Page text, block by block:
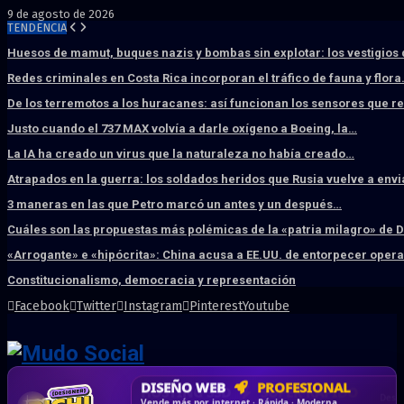
9 de agosto de 2026
TENDENCIA
Huesos de mamut, buques nazis y bombas sin explotar: los vestigios
Redes criminales en Costa Rica incorporan el tráfico de fauna y
De los terremotos a los huracanes: así funcionan los sensores que
Justo cuando el 737 MAX volvía a darle oxígeno a Boeing, la…
La IA ha creado un virus que la naturaleza no había creado…
Atrapados en la guerra: los soldados heridos que Rusia vuelve a
3 maneras en las que Petro marcó un antes y un después…
Cuáles son las propuestas más polémicas de la «patria milagro» de
«Arrogante» e «hipócrita»: China acusa a EE.UU. de entorpecer
Constitucionalismo, democracia y representación
Facebook Twitter Instagram PinterestYoutube
HOSTING SSD SÚPER RÁPIDO
DISEÑO WEB PROFESIONAL
CRM & DASHBOARD A MEDIDA
CORREO CORPORATIVO